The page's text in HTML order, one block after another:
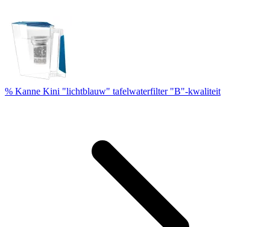
% Kanne Kini "lichtblauw" tafelwaterfilter "B"-kwaliteit